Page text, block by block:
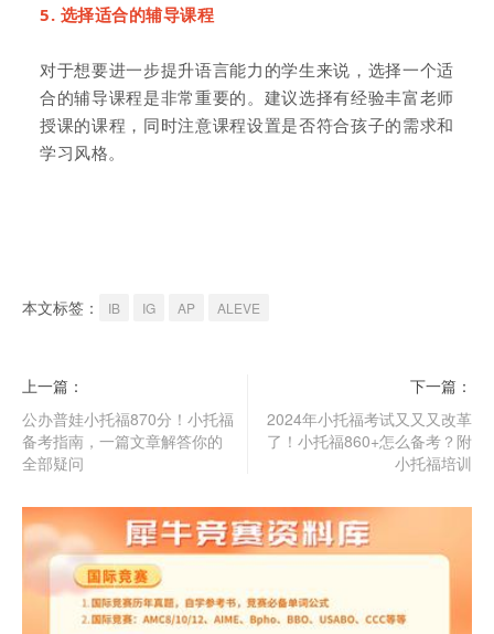
5. 选择适合的辅导课程
对于想要进一步提升语言能力的学生来说，选择一个适
合的辅导课程是非常重要的。建议选择有经验丰富老师
授课的课程，同时注意课程设置是否符合孩子的需求和
学习风格。
本文标签： IB IG AP ALEVE
上一篇：
公办普娃小托福870分！小托福
备考指南，一篇文章解答你的
全部疑问
下一篇：
2024年小托福考试又又又改革
了！小托福860+怎么备考？附
小托福培训